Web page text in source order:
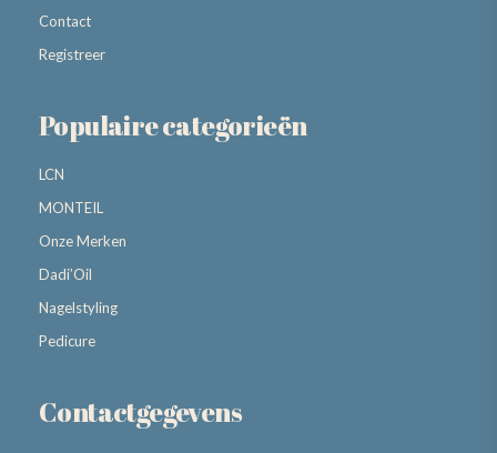
Contact
Registreer
Populaire categorieën
LCN
MONTEIL
Onze Merken
Dadi’Oil
Nagelstyling
Pedicure
Contactgegevens